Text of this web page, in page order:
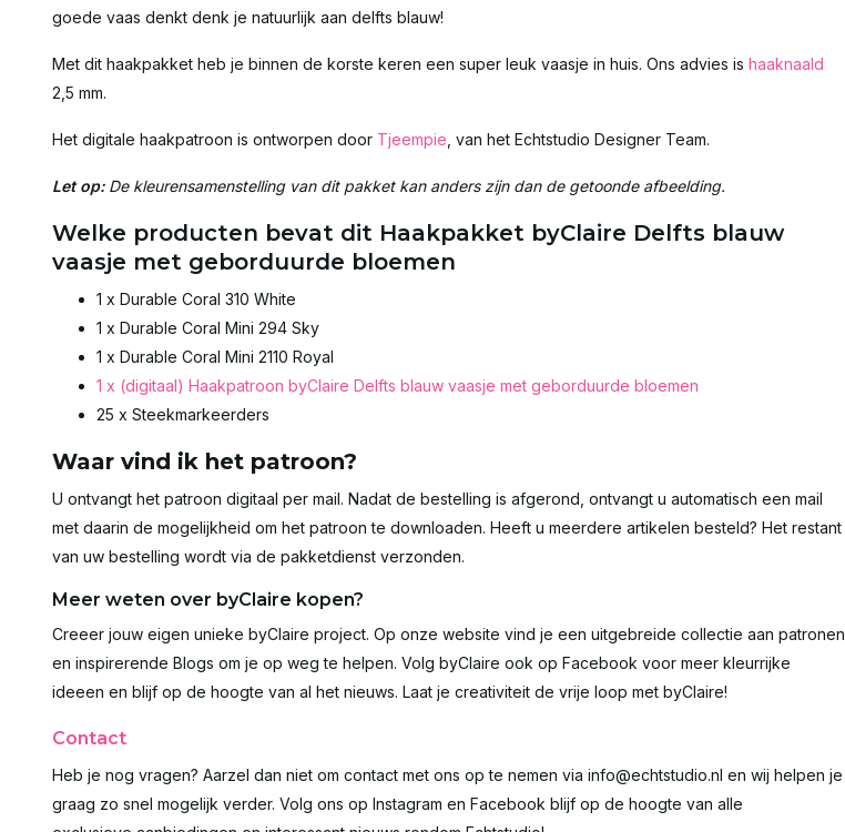
goede vaas denkt denk je natuurlijk aan delfts blauw!
Met dit haakpakket heb je binnen de korste keren een super leuk vaasje in huis. Ons advies is haaknaald
2,5 mm.
Het digitale haakpatroon is ontworpen door Tjeempie , van het Echtstudio Designer Team.
Let op:De kleurensamenstelling van dit pakket kan anders zijn dan de getoonde afbeelding.
Welke producten bevat dit Haakpakket byClaire Delfts blauw
vaasje met geborduurde bloemen
1 x Durable Coral 310 White
1 x Durable Coral Mini 294 Sky
1 x Durable Coral Mini 2110 Royal
1 x (digitaal) Haakpatroon byClaire Delfts blauw vaasje met geborduurde bloemen
25 x Steekmarkeerders
Waar vind ik het patroon?
U ontvangt het patroon digitaal per mail. Nadat de bestelling is afgerond, ontvangt u automatisch een mail
met daarin de mogelijkheid om het patroon te downloaden. Heeft u meerdere artikelen besteld? Het restant
van uw bestelling wordt via de pakketdienst verzonden.
Meer weten over byClaire kopen?
Creeer jouw eigen unieke byClaire project. Op onze website vind je een uitgebreide collectie aan patronen
en inspirerende Blogs om je op weg te helpen. Volg byClaire ook op Facebook voor meer kleurrijke
ideeen en blijf op de hoogte van al het nieuws. Laat je creativiteit de vrije loop met byClaire!
Contact
Heb je nog vragen? Aarzel dan niet om contact met ons op te nemen via info@echtstudio.nl en wij helpen je
graag zo snel mogelijk verder. Volg ons op Instagram en Facebook blijf op de hoogte van alle